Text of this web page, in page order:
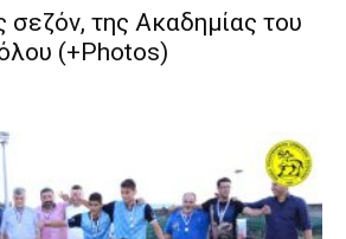
σεζόν, της Ακαδημίας του
(+Photos)